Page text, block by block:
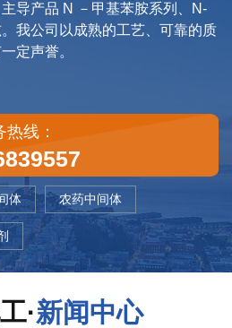
导产品 N －甲基苯胺系列、N-
我公司以成熟的工艺、可靠的质
定声誉。
线：
体 农药中间体
·新闻中心